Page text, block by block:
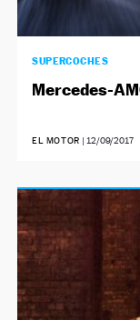
SUPERCOCHES
Mercedes-
EL MOTOR | 12/09/2017